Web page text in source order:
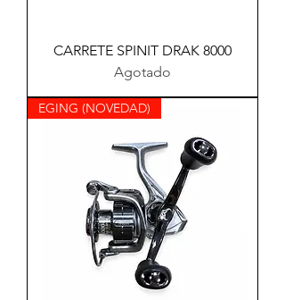
CARRETE SPINIT DRAK 8000
Agotado
EGING (NOVEDAD)